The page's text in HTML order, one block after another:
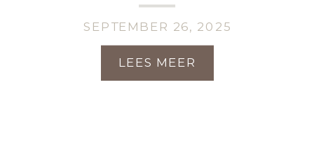
LEES MEER
SEPTEMBER 26, 2025
FOTOGRAAF